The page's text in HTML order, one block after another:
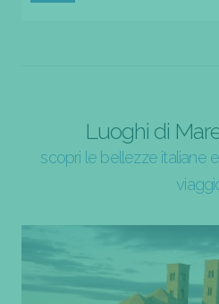
Luoghi di
scopri le bellezze italiane